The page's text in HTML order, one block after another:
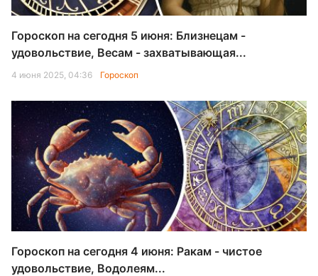
Гороскоп на сегодня 5 июня: Близнецам -
удовольствие, Весам - захватывающая...
4 июня 2025, 04:36 Гороскоп
Гороскоп на сегодня 4 июня: Ракам - чистое
удовольствие, Водолеям...